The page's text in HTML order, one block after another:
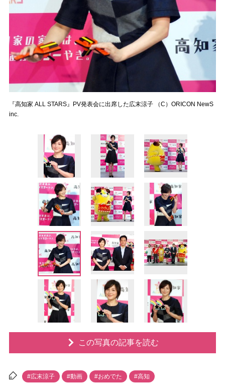
『高知家 ALL STARS』PV発表会に出席した広末涼子 （C）ORICON NewS
inc.
この写真の記事を読む
#広末涼子 #動画 #おめでた #高知